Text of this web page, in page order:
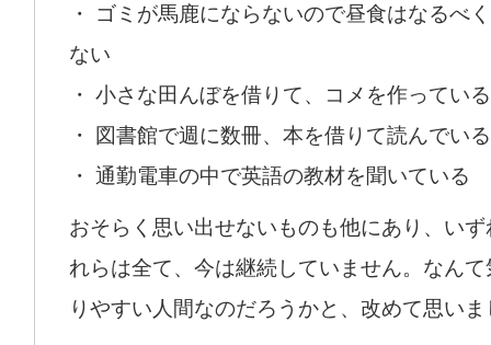
・ ゴミが馬鹿にならないので昼食はなるべ
ない
・ 小さな田んぼを借りて、コメを作っている
・ 図書館で週に数冊、本を借りて読んでいる
・ 通勤電車の中で英語の教材を聞いている
おそらく思い出せないものも他にあり、い
れらは全て、今は継続していません。なん
りやすい人間なのだろうかと、改めて思い